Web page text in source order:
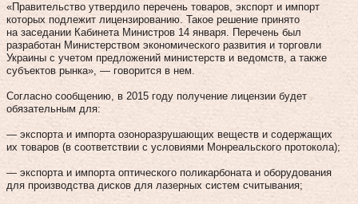
«Правительство утвердило перечень товаров, экспорт и импорт
которых подлежит лицензированию. Такое решение принято
на заседании Кабинета Министров 14 января. Перечень был
разработан Министерством экономического развития и торговли
Украины с учетом предложений министерств и ведомств, а также
субъектов рынка», — говорится в нем.
Согласно сообщению, в 2015 году получение лицензии будет
обязательным для:
— экспорта и импорта озоноразрушающих веществ и содержащих
их товаров (в соответствии с условиями Монреальского протокола);
— экспорта и импорта оптического поликарбоната и оборудования
для производства дисков для лазерных систем считывания;